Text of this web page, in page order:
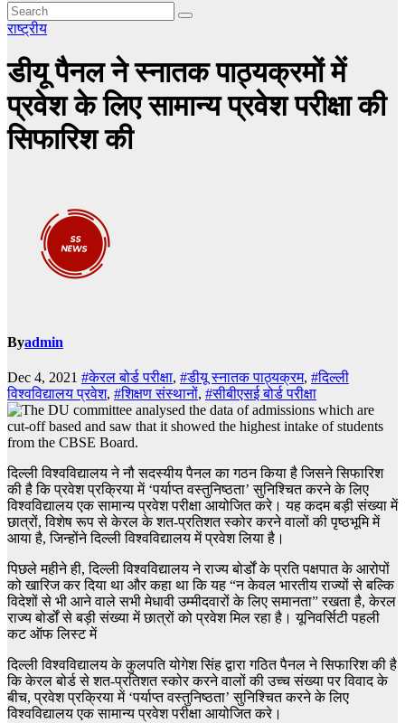
राष्ट्रीय
डीयू पैनल ने स्नातक पाठ्यक्रमों में
प्रवेश के लिए सामान्य प्रवेश परीक्षा की
सिफारिश की
Byadmin
Dec 4, 2021 #केरल बोर्ड परीक्षा, #डीयू स्नातक पाठ्यक्रम, #दिल्ली
विश्वविद्यालय प्रवेश, #शिक्षण संस्थानों, #सीबीएसई बोर्ड परीक्षा
दिल्ली विश्वविद्यालय ने नौ सदस्यीय पैनल का गठन किया है जिसने सिफारिश
की है कि प्रवेश प्रक्रिया में ‘पर्याप्त वस्तुनिष्ठता’ सुनिश्चित करने के लिए
विश्वविद्यालय एक सामान्य प्रवेश परीक्षा आयोजित करे। यह कदम बड़ी संख्या में
छात्रों, विशेष रूप से केरल के शत-प्रतिशत स्कोर करने वालों की पृष्ठभूमि में
आया है, जिन्होंने दिल्ली विश्वविद्यालय में प्रवेश लिया है।
पिछले महीने ही, दिल्ली विश्वविद्यालय ने राज्य बोर्डों के प्रति पक्षपात के आरोपों
को खारिज कर दिया था और कहा था कि यह “न केवल भारतीय राज्यों से बल्कि
विदेशों से भी आने वाले सभी मेधावी उम्मीदवारों के लिए समानता” रखता है, केरल
राज्य बोर्डों से बड़ी संख्या में छात्रों को प्रवेश मिल रहा है। यूनिवर्सिटी पहली
कट ऑफ लिस्ट में
दिल्ली विश्वविद्यालय के कुलपति योगेश सिंह द्वारा गठित पैनल ने सिफारिश की है
कि केरल बोर्ड से शत-प्रतिशत स्कोर करने वालों की उच्च संख्या पर विवाद के
बीच, प्रवेश प्रक्रिया में ‘पर्याप्त वस्तुनिष्ठता’ सुनिश्चित करने के लिए
विश्वविद्यालय एक सामान्य प्रवेश परीक्षा आयोजित करे।